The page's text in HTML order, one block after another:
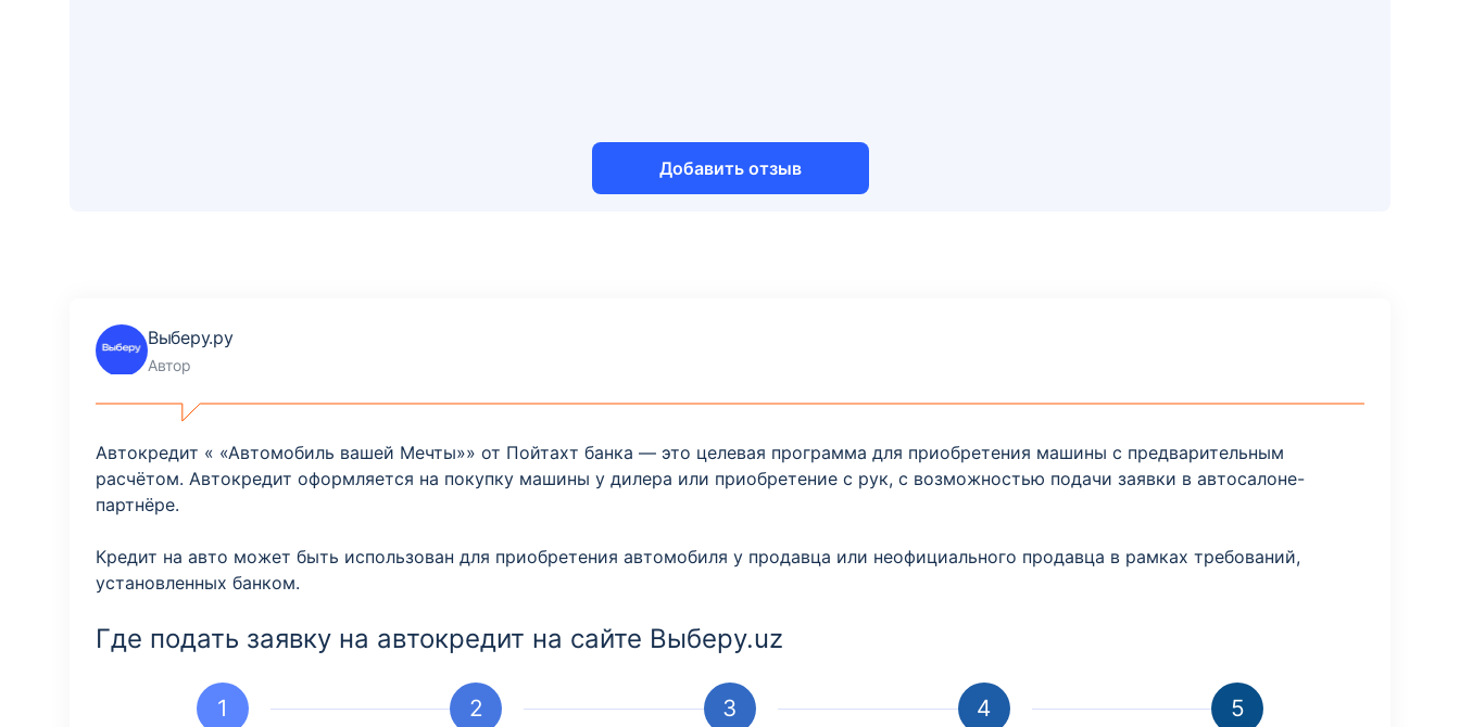
Добавить отзыв
Выберу.ру
Автор
Автокредит « «Автомобиль вашей Мечты»» от Пойтахт банка — это целевая программа для приобретения машины с предварительным
расчётом. Автокредит оформляется на покупку машины у дилера или приобретение с рук, с возможностью подачи заявки в автосалоне-
партнёре.
Кредит на авто может быть использован для приобретения автомобиля у продавца или неофициального продавца в рамках требований,
установленных банком.
Где подать заявку на автокредит на сайте Выберу.uz